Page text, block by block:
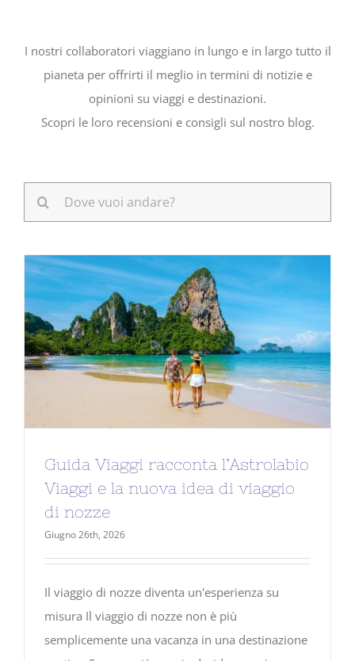
I nostri collaboratori viaggiano in lungo e in largo tutto il
pianeta per offrirti il ​​meglio in termini di notizie e
opinioni su viaggi e destinazioni.
Scopri le loro recensioni e consigli sul nostro blog.
Cerca
per:
Guida Viaggi racconta l’Astrolabio
Viaggi e la nuova idea di viaggio
di nozze
Giugno 26th, 2026
Il viaggio di nozze diventa un'esperienza su
misura Il viaggio di nozze non è più
semplicemente una vacanza in una destinazione